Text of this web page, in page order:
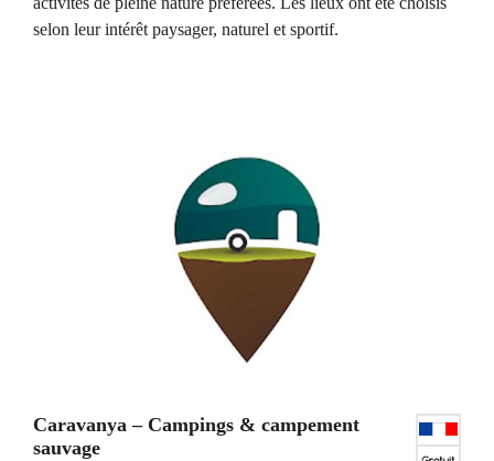
selon leur intérêt paysager, naturel et sportif.
Caravanya – Campings & campement
sauvage